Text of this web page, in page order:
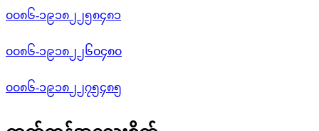
၀၀၈၆-၁၉၁၈၂၂၅၈၄၈၁
၀၀၈၆-၁၉၁၈၂၂၆၀၄၈၀
၀၀၈၆-၁၉၁၈၂၂၇၅၄၈၅